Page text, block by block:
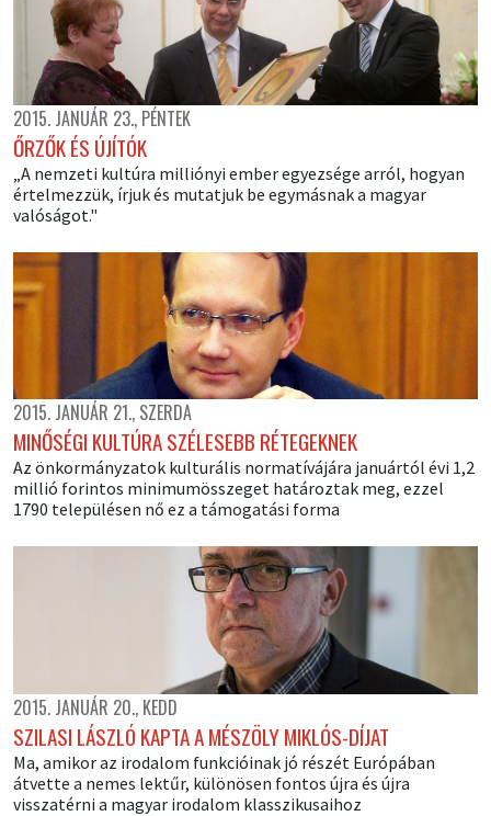
2015. JANUÁR 23., PÉNTEK
ŐRZŐK ÉS ÚJÍTÓK
„A nemzeti kultúra milliónyi ember egyezsége arról, hogyan
értelmezzük, írjuk és mutatjuk be egymásnak a magyar
valóságot."
2015. JANUÁR 21., SZERDA
MINŐSÉGI KULTÚRA SZÉLESEBB RÉTEGEKNEK
Az önkormányzatok kulturális normatívájára januártól évi 1,2
millió forintos minimumösszeget határoztak meg, ezzel
1790 településen nő ez a támogatási forma
2015. JANUÁR 20., KEDD
SZILASI LÁSZLÓ KAPTA A MÉSZÖLY MIKLÓS-DÍJAT
Ma, amikor az irodalom funkcióinak jó részét Európában
átvette a nemes lektűr, különösen fontos újra és újra
visszatérni a magyar irodalom klasszikusaihoz